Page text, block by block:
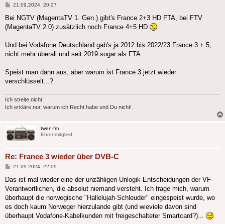
Beitrag
21.09.2024, 20:27
Bei NGTV (MagentaTV 1. Gen.) gibt's France 2+3 HD FTA, bei FTV
(MagentaTV 2.0) zusätzlich noch France 4+5 HD
Und bei Vodafone Deutschland gab's ja 2012 bis 2022/23 France 3 + 5,
nicht mehr überall und seit 2019 sogar als FTA...
Speist man dann aus, aber warum ist France 3 jetzt wieder
verschlüsselt...?
Ich streite nicht.
Ich erkläre nur, warum ich Recht habe und Du nicht!
twen-fm
Ehrenmitglied
Re: France 3 wieder über DVB-C
Beitrag
21.09.2024, 22:09
Das ist mal wieder eine der unzähligen Unlogik-Entscheidungen der VF-
Verantwortlichen, die absolut niemand versteht. Ich frage mich, warum
überhaupt die norwegische "Hallelujah-Schleuder" eingespeist wurde, wo
es doch kaum Norweger hierzulande gibt (und wieviele davon sind
überhaupt Vodafone-Kabelkunden mit freigeschalteter Smartcard?)...